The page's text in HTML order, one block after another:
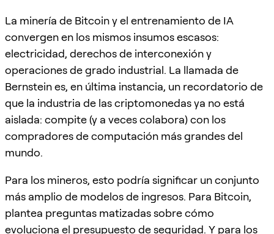
La minería de Bitcoin y el entrenamiento de IA
convergen en los mismos insumos escasos:
electricidad, derechos de interconexión y
operaciones de grado industrial. La llamada de
Bernstein es, en última instancia, un recordatorio de
que la industria de las criptomonedas ya no está
aislada: compite (y a veces colabora) con los
compradores de computación más grandes del
mundo.
Para los mineros, esto podría significar un conjunto
más amplio de modelos de ingresos. Para Bitcoin,
plantea preguntas matizadas sobre cómo
evoluciona el presupuesto de seguridad. Y para los